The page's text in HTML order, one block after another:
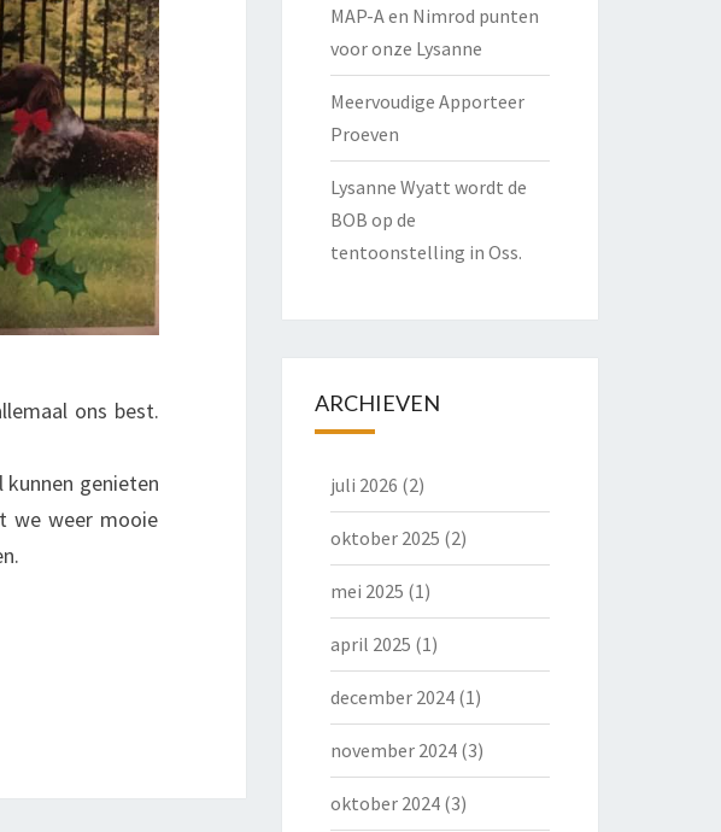
ons best.
kunnen genieten
we weer mooie
MAP-A en Nimrod punten
voor onze Lysanne
Meervoudige Apporteer
Proeven
Lysanne Wyatt wordt de
BOB op de
tentoonstelling in Oss.
ARCHIEVEN
juli 2026 (2)
oktober 2025 (2)
mei 2025 (1)
april 2025 (1)
december 2024(1)
november 2024(3)
oktober 2024(3)